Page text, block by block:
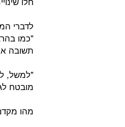
לדברי
"כמו
תשובה
מובטח
מהו